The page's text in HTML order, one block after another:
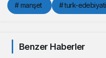
# manşet # turk-edebiyati
Benzer Haberler